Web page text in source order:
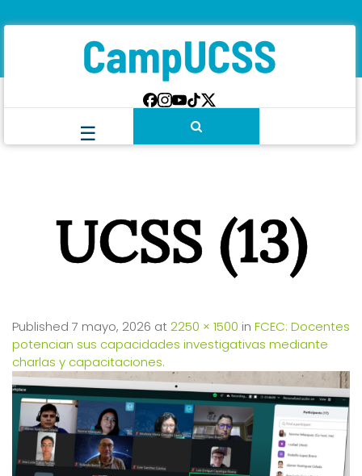
UCSS (13)
Published 7 mayo, 2026 at2250 × 1500 in FCEC: Docentes
potencian sus capacidades investigativas mediante
charlas y capacitaciones.